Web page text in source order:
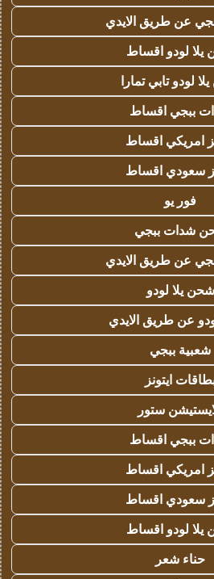
عن طريق الايدي
لودو اقساط
لودو تابي تمارا
ببجي اقساط
امريكي اقساط
سعودي اقساط
فور يو
شدات ببجي
عن طريق الايدي
شحن يلا لودو
عن طريق الايدي
شعبية ببجي
ايتونز
ستور
ببجي اقساط
امريكي اقساط
سعودي اقساط
لودو اقساط
حناء شعر